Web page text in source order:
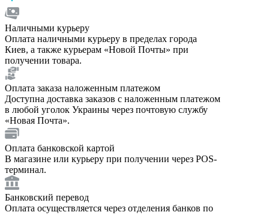
Наличными курьеру
Оплата наличными курьеру в пределах города
Киев, а также курьерам «Новой Почты» при
получении товара.
Оплата заказа наложенным платежом
Доступна доставка заказов с наложенным платежом
в любой уголок Украины через почтовую службу
«Новая Почта».
Оплата банковской картой
В магазине или курьеру при получении через POS-
терминал.
Банковский перевод
Оплата осуществляется через отделения банков по